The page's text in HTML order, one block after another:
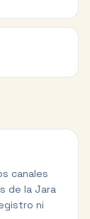
canales
de la Jara
ni